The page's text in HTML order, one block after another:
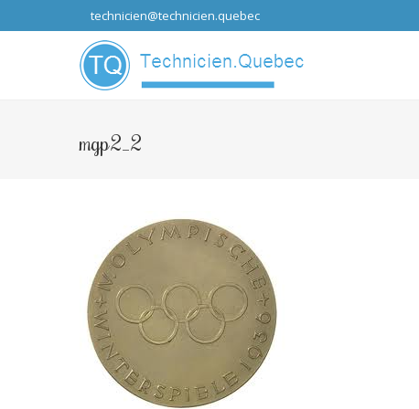
technicien@technicien.quebec ...que les idées
mgp2_2